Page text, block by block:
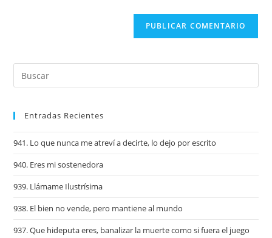
Entradas Recientes
941. Lo que nunca me atreví a decirte, lo dejo por escrito
940. Eres mi sostenedora
939. Llámame Ilustrísima
938. El bien no vende, pero mantiene al mundo
937. Que hideputa eres, banalizar la muerte como si fuera el juego